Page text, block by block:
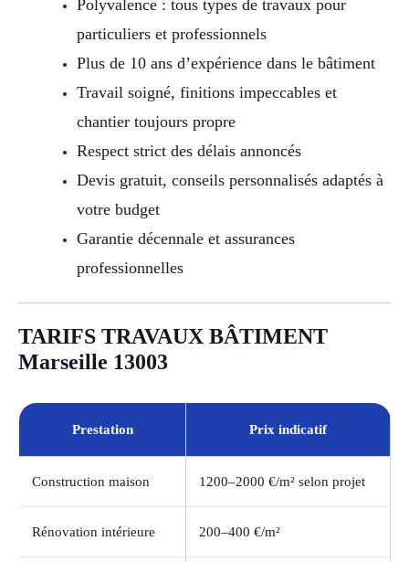
Polyvalence : tous types de travaux pour
particuliers et professionnels
Plus de 10 ans d’expérience dans le bâtiment
Travail soigné, finitions impeccables et
chantier toujours propre
Respect strict des délais annoncés
Devis gratuit, conseils personnalisés adaptés à
votre budget
Garantie décennale et assurances
professionnelles
TARIFS TRAVAUX BÂTIMENT
Marseille 13003
Prestation Prix indicatif
Construction maison 1200–2000 €/m² selon projet
Rénovation intérieure 200–400 €/m²